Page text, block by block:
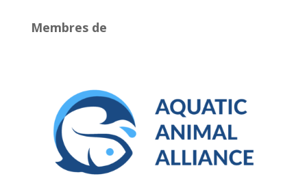
Membres de